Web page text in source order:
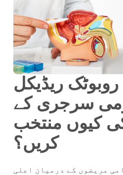
روبوٹک ریڈیکل
سرجری کے
کیوں منتخب
کریں؟
مریضوں کے درمیان اعلی